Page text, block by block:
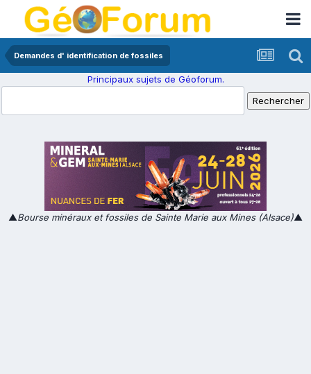
Demandes d' identification de fossiles
Principaux sujets de Géoforum.
▲Bourse minéraux et fossiles de Sainte Marie aux Mines (Alsace)▲